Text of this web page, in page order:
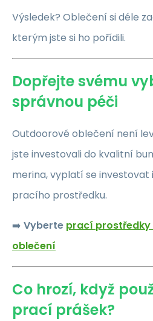
Výsledek? Oblečení si déle
kterým jste si ho pořídili.
Dopřejte svému
správnou péči
Outdoorové oblečení není
jste investovali do kvalitní
merina, vyplatí se investovat
pracího prostředku.
➡️ Vyberte prací
oblečení
Co hrozí, když
prací prášek?